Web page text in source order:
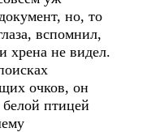
но, то
вспомнил,
хрена не видел.
очков, он
птицей